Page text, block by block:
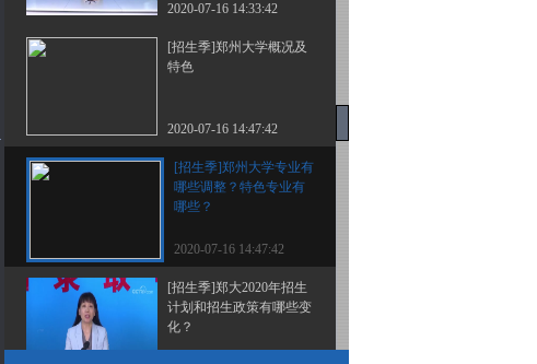
2020-07-16 14:33:42
[招生季]郑州大学概况及
特色
2020-07-16 14:47:42
[招生季]郑州大学专业有
哪些调整？特色专业有
哪些？
2020-07-16 14:47:42
[招生季]郑大2020年招生
计划和招生政策有哪些变
化？